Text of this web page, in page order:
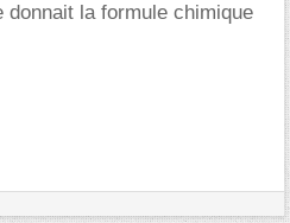
donnait la formule chimique